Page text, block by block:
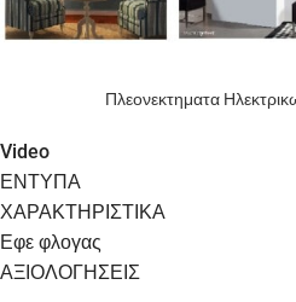
Πλεονεκτηματα
Video
ΕΝΤΥΠΑ
ΧΑΡΑΚΤΗΡΙΣΤΙΚΑ
Εφε φλογας
ΑΞΙΟΛΟΓΗΣΕΙΣ